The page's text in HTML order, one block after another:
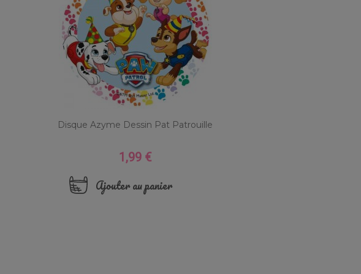
Disque Azyme Dessin Pat Patrouille
Prix
1,99 €
Ajouter au panier